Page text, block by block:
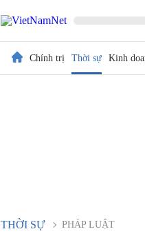
Chính trị Thời sự Kinh
THỜI SỰ PHÁP LUẬT